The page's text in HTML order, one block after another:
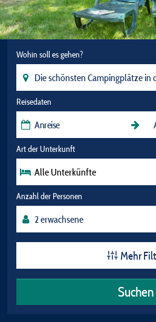
Wohin soll es gehen?
Reisedaten
Art der Unterkunft
Alle Unterkünfte
Anzahl der Personen
Suchen
Mehr